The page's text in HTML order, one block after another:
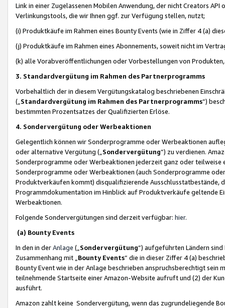
Link in einer Zugelassenen Mobilen Anwendung, der nicht Creators
Verlinkungstools, die wir Ihnen ggf. zur Verfügung stellen, nutzt;
(i) Produktkäufe im Rahmen eines Bounty Events (wie in Ziffer 4 (a)
(j) Produktkäufe im Rahmen eines Abonnements, soweit nicht im
(k) alle Vorabveröffentlichungen oder Vorbestellungen von
3. Standardvergütung im Rahmen des Partnerprogramms
Vorbehaltlich der in diesem Vergütungskatalog beschriebenen
(„ Standardvergütung im Rahmen des Partnerprogramms“)
bestimmten Prozentsatzes der Qualifizierten Erlöse.
4. Sondervergütung oder Werbeaktionen
Gelegentlich können wir Sonderprogramme oder Werbeaktionen
oder alternative Vergütung („ Sondervergütung”) zu verdienen.
Sonderprogramme oder Werbeaktionen jederzeit ganz oder
Sonderprogramme oder Werbeaktionen (auch Sonderprogramme
Produktverkäufen kommt) disqualifizierende Ausschlusstatbestände,
Programmdokumentation im Hinblick auf Produktverkäufe geltende
Werbeaktionen.
Folgende Sondervergütungen sind derzeit verfügbar: hier.
(a) Bounty Events
In den in derAnlage („ Sondervergütung“) aufgeführten Ländern
Zusammenhang mit „ Bounty Events“ die in dieser Ziffer 4 (a)
Bounty Event wie in der Anlage beschrieben anspruchsberechtigt sein
teilnehmende Startseite einer Amazon-Website aufruft und (2) der
ausführt.
Amazon zahlt keine Sondervergütung, wenn das zugrundeliegende